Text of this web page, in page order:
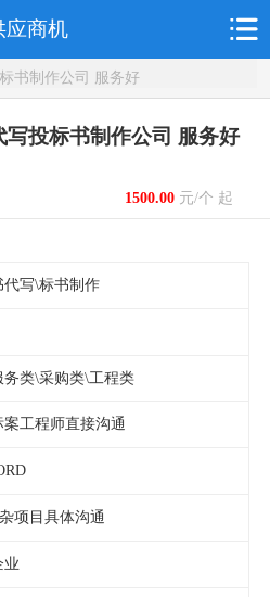
应商机
书制作公司 服务好
写投标书制作公司 服务好
1500.00元/个 起
代写\标书制作
务类\采购类\工程类
工程师直接沟通
项目具体沟通
业